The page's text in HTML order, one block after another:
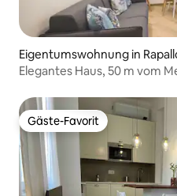
Eigentumswohnung in
Elegantes Haus, 50 m vom
Gäste-Favorit
Gäste-Favorit